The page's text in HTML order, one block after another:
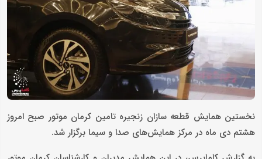
نخستین همایش قطعه سازان زنجیره تامین کرمان موتور صبح امروز
هشتم دی ماه در مرکز همایش‌های صدا و سیما برگزار شد.